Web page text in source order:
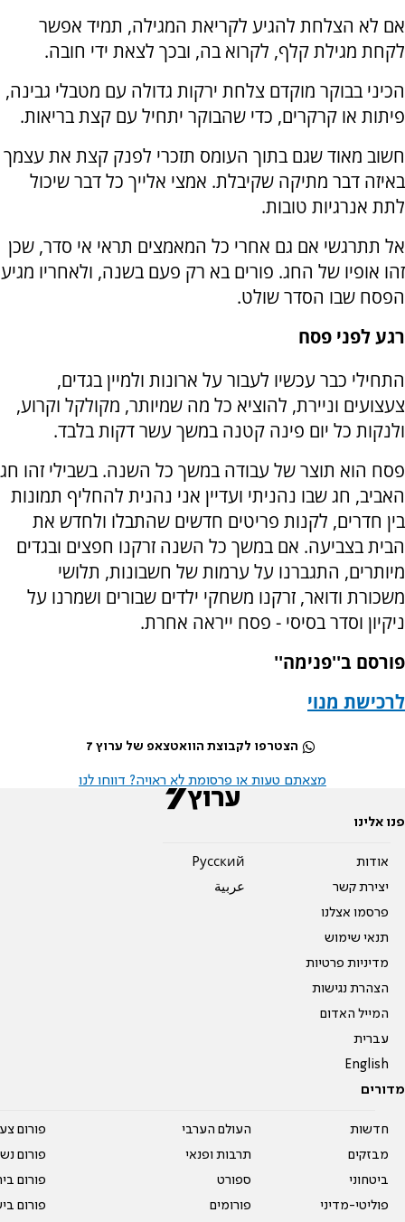
אם לא הצלחת להגיע לקריאת המגילה, תמיד אפשר
לקחת מגילת קלף, לקרוא בה, ובכך לצאת ידי חובה.
הכיני בבוקר מוקדם צלחת ירקות גדולה עם מטבלי גבינה,
פיתות או קרקרים, כדי שהבוקר יתחיל עם קצת בריאות.
חשוב מאוד שגם בתוך העומס תזכרי לפנק קצת את עצמך
באיזה דבר מתיקה שקיבלת. אמצי אלייך כל דבר שיכול
לתת אנרגיות טובות.
אל תתרגשי אם גם אחרי כל המאמצים תראי אי סדר, שכן
זהו אופיו של החג. פורים בא רק פעם בשנה, ולאחריו מגיע
הפסח שבו הסדר שולט.
רגע לפני פסח
התחילי כבר עכשיו לעבור על ארונות ולמיין בגדים,
צעצועים וניירת, להוציא כל מה שמיותר, מקולקל וקרוע,
ולנקות כל יום פינה קטנה במשך עשר דקות בלבד.
פסח הוא תוצר של עבודה במשך כל השנה. בשבילי זהו חג
האביב, חג שבו נהניתי ועדיין אני נהנית להחליף תמונות
בין חדרים, לקנות פריטים חדשים שהתבלו ולחדש את
הבית בצביעה. אם במשך כל השנה זרקנו חפצים ובגדים
מיותרים, התגברנו על ערמות של חשבונות, תלושי
משכורת ודואר, זרקנו משחקי ילדים שבורים ושמרנו על
ניקיון וסדר בסיסי - פסח ייראה אחרת.
פורסם ב''פנימה''
לרכישת מנוי
הצטרפו לקבוצת הוואטצאפ של ערוץ 7
מצאתם טעות או פרסומת לא ראויה? דווחו לנו
פנו אלינו
אודות
יצירת קשר
פרסמו אצלנו
תנאי שימוש
מדיניות פרטיות
הצהרת נגישות
המייל האדום
עברית
English
Pусский
عربية
מדורים
חדשות
מבזקים
ביטחוני
פוליטי-מדיני
העולם הערבי
תרבות ופנאי
ספורט
פורומים
פורום
פורום
פורום
פורום